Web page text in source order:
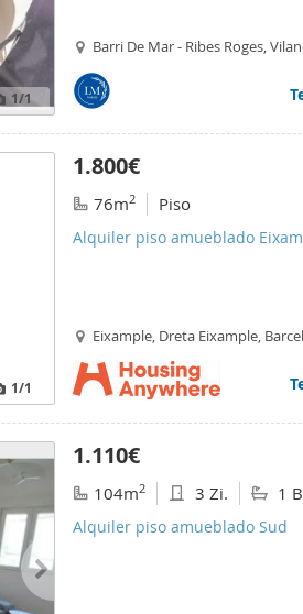
1/1
Barri De Mar - Ribes Roges,
1/1
1.800€
76m2 Piso
Alquiler piso amueblado
Eixample, Dreta Eixample,
1.110€
104m2 3 Zi. 1
Alquiler piso amueblado Sud